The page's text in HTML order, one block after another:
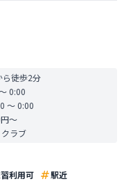
ら徒歩2分
0:00
〜 0:00
〜
クラブ
利用可
駅近